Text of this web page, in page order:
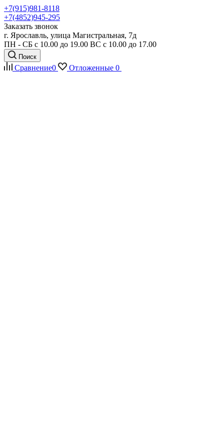
+7(915)981-8118
+7(4852)945-295
Заказать звонок
г. Ярославль, улица Магистральная, 7д
ПН - СБ с 10.00 до 19.00 ВС с 10.00 до 17.00
Поиск
Сравнение0 Отложенные 0